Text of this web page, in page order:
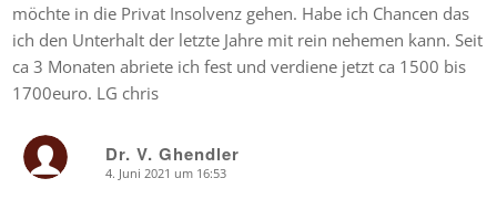
möchte in die Privat Insolvenz gehen. Habe ich Chancen das
ich den Unterhalt der letzte Jahre mit rein nehemen kann. Seit
ca 3 Monaten abriete ich fest und verdiene jetzt ca 1500 bis
1700euro. LG chris
Dr. V. Ghendler
4. Juni 2021 um 16:53